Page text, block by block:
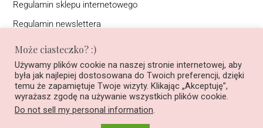
Regulamin sklepu internetowego
Regulamin newslettera
Warunki korzystania ze strony interentowej (DSA)
Polityka prywatności
Regulamin konkursu na Instagramie pod nazwą ”Podziel się
historią, wygraj książkę”
Może ciasteczko? :)
Używamy plików cookie na naszej stronie internetowej, aby
była jak najlepiej dostosowana do Twoich preferencji, dzięki
temu że zapamiętuje Twoje wizyty. Klikając „Akceptuję”,
wyrażasz zgodę na używanie wszystkich plików cookie.
Do not sell my personal information.